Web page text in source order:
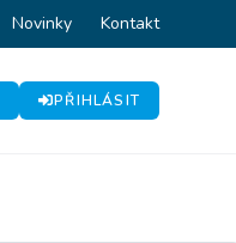
Novinky Kontakt
PŘIHLÁSIT